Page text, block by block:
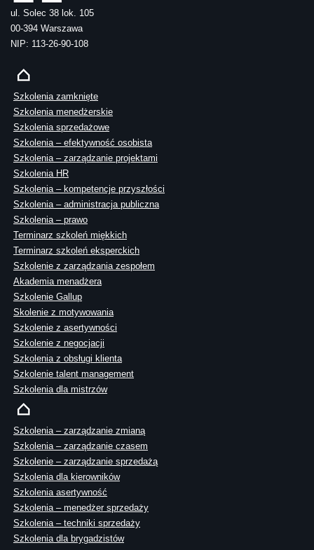
ul. Solec 38 lok. 105
00-394 Warszawa
NIP: 113-26-90-108
Szkolenia zamknięte
Szkolenia menedżerskie
Szkolenia sprzedażowe
Szkolenia – efektywność osobista
Szkolenia – zarządzanie projektami
Szkolenia HR
Szkolenia – kompetencje przyszłości
Szkolenia – administracja publiczna
Szkolenia – prawo
Terminarz szkoleń miękkich
Terminarz szkoleń eksperckich
Szkolenie z zarządzania zespołem
Akademia menadżera
Szkolenie Gallup
Skolenie z motywowania
Szkolenie z asertywności
Szkolenie z negocjacji
Szkolenia z obsługi klienta
Szkolenie talent management
Szkolenia dla mistrzów
Szkolenia – zarządzanie zmianą
Szkolenia – zarządzanie czasem
Szkolenie – zarządzanie sprzedażą
Szkolenia dla kierowników
Szkolenia asertywność
Szkolenia – menedżer sprzedaży
Szkolenia – techniki sprzedaży
Szkolenia dla brygadzistów